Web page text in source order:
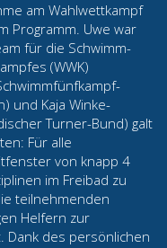
am Wahlwettkampf
Programm. Uwe war
für die Schwimm-
(WWK)
und Kaja Winke-
Turner-Bund) galt
Für alle
von knapp 4
im Freibad zu
teilnehmenden
Helfern zur
Dank des persönlichen